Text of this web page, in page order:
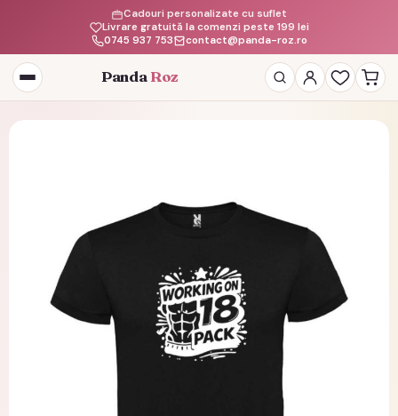
Livrare gratuită la comenzi peste 199 lei
Cadouri personalizate cu suflet
0745 937 753
contact@panda-roz.ro
Deschide
meniul
Panda Roz